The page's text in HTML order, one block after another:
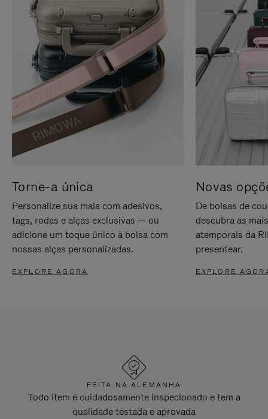
Torne-a única
Personalize sua mala com adesivos,
tags, rodas e alças exclusivas — ou
adicione um toque único à bolsa com
nossas alças personalizadas.
EXPLORE AGORA
Novas
De bolsas de
descubra as
atemporais da
presentear.
EXPLORE
FEITA NA ALEMANHA
Todo item é cuidadosamente inspecionado e tem a
qualidade testada e aprovada